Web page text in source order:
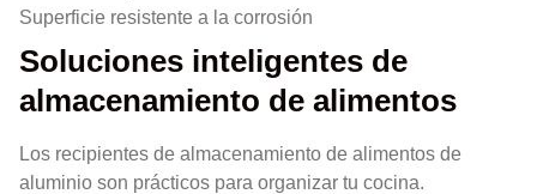
Superficie resistente a la corrosión
Soluciones inteligentes de
almacenamiento de alimentos
Los recipientes de almacenamiento de alimentos de
aluminio son prácticos para organizar tu cocina.